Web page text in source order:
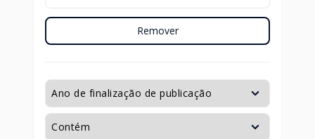
Remover